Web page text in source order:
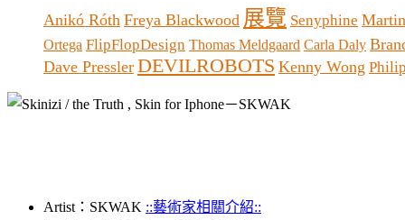
Anikó Róth Freya Blackwood 展覽 Senyphine
Ortega FlipFlopDesign Thomas Meldgaard Carla Daly
Dave Pressler DEVILROBOTS Kenny Wong
Artist：SKWAK ::藝術家相關介紹::